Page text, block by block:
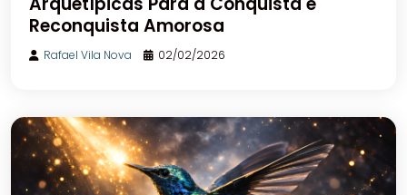
Reconquista Amorosa
Rafael Vila Nova 02/02/2026